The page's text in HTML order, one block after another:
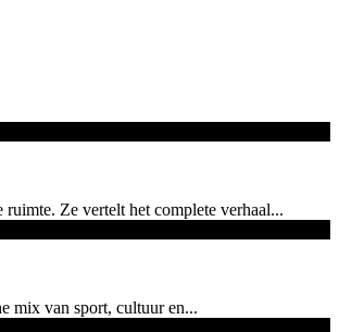
Ze vertelt het complete verhaal...
mix van sport, cultuur en...